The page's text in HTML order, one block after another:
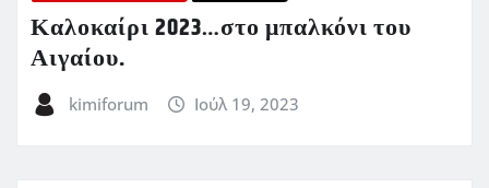
Καλοκαίρι 2023…στο μπαλκόνι του
Αιγαίου.
kimiforum Ιούλ 19, 2023